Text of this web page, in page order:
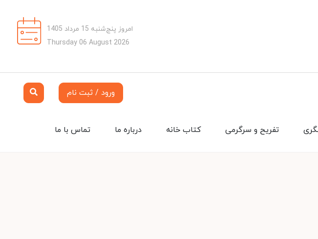
امروز پنج‌شنبه 15 مرداد 1405
Thursday 06 August 2026
ورود / ثبت نام
تماس با ما درباره ما کتاب خانه تفریح و سرگرمی